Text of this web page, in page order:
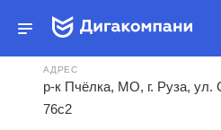
АДРЕС
р-к Пчёлка, МО, г. Руза, ул.
76с2